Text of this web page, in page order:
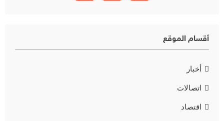
أقسام الموقع
أخبار
اتصالات
اقتصاد